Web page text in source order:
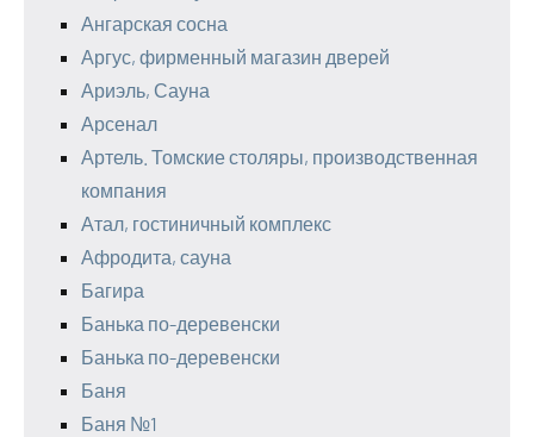
Ангарская сосна
Аргус, фирменный магазин дверей
Ариэль, Сауна
Арсенал
Артель. Томские столяры, производственная
компания
Атал, гостиничный комплекс
Афродита, сауна
Багира
Банька по-деревенски
Банька по-деревенски
Баня
Баня №1